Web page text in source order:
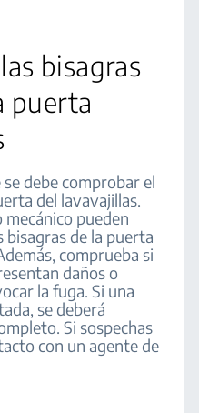
bisagras
puerta
debe comprobar el
del lavavajillas.
pueden
bisagras de la puerta
comprueba si
daños o
la fuga. Si una
se deberá
Si sospechas
con un agente de